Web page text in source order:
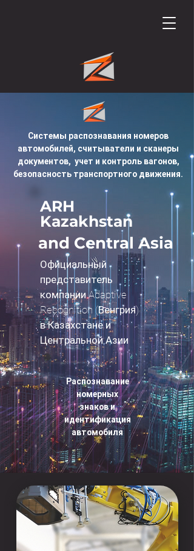
Системы распознавания номеров
автомобилей, считыватели и сканеры
документов, учет и контроль вагонов,
безопасность транспортного движения.
ARH
Kazakhstan
and Central Asia
Официальный
представитель
компании Adaptive
Recognition (Венгрия)
в Казахстане и
Центральной Азии
Распознавание
номерных
знаков и
идентификация
автомобиля